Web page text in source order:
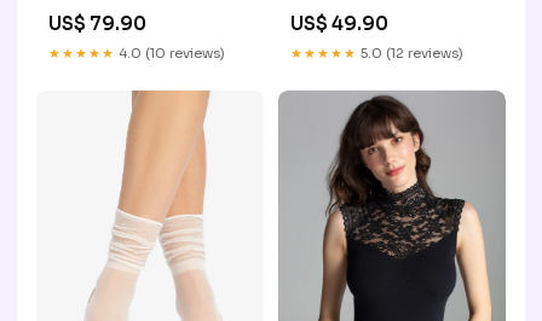
Corrective Pantera
Rozmiar:L
US$ 79.90
★★★★★ 4.0 (10 reviews)
PROMO
US$ 49.90
★★★★★ 5.0 (12 reviews)